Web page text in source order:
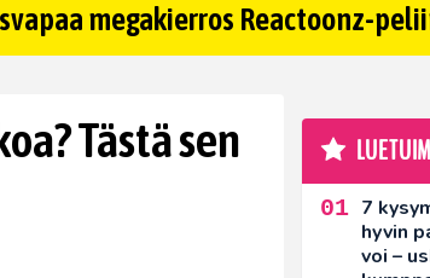
megakierros Reactoonz-
Tästä sen
7
hyvin
voi –